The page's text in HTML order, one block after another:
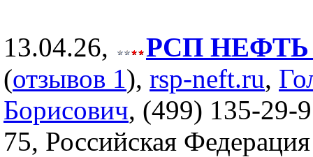
13.04.26,
РСП НЕФТЬ
(отзывов 1), rsp-neft.ru,
Борисович, (499) 135-29-
75, Российская Федерация